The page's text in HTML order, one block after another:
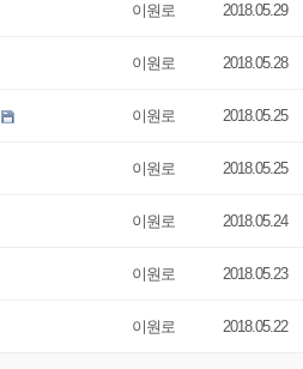
이원로 2018.05.29
이원로 2018.05.28
이원로 2018.05.25
이원로 2018.05.25
이원로 2018.05.24
이원로 2018.05.23
이원로 2018.05.22